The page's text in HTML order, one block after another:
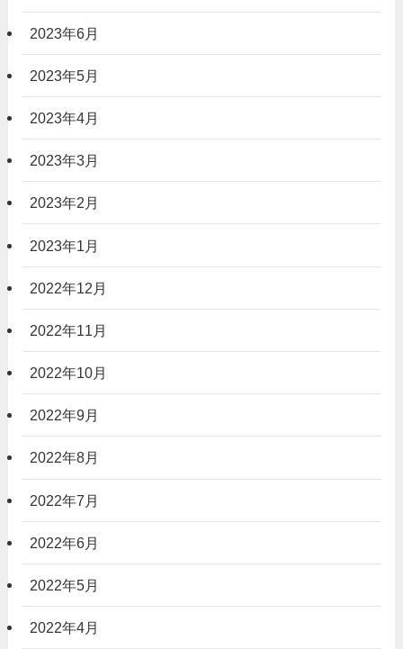
2023年6月
2023年5月
2023年4月
2023年3月
2023年2月
2023年1月
2022年12月
2022年11月
2022年10月
2022年9月
2022年8月
2022年7月
2022年6月
2022年5月
2022年4月